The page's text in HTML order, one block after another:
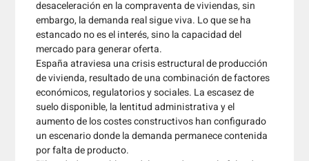
desaceleración en la compraventa de viviendas, sin
embargo, la demanda real sigue viva. Lo que se ha
estancado no es el interés, sino la capacidad del
mercado para generar oferta.
España atraviesa una crisis estructural de producción
de vivienda, resultado de una combinación de factores
económicos, regulatorios y sociales. La escasez de
suelo disponible, la lentitud administrativa y el
aumento de los costes constructivos han configurado
un escenario donde la demanda permanece contenida
por falta de producto.